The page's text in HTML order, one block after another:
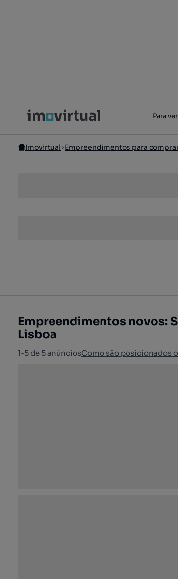
Para
Imovirtual Empreendimentos para
Empreendimentos novos:
Lisboa
1-5 de 5 anúnciosComo são posicionados